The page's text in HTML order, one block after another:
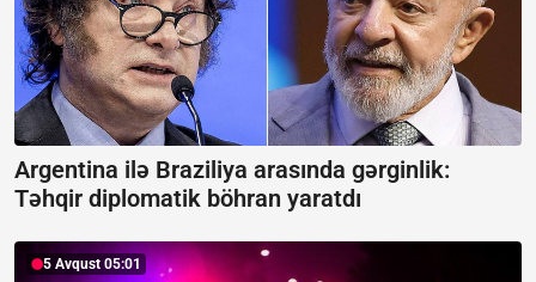
Argentina ilə Braziliya arasında gərginlik:
Təhqir diplomatik böhran yaratdı
5 Avqust 05:01